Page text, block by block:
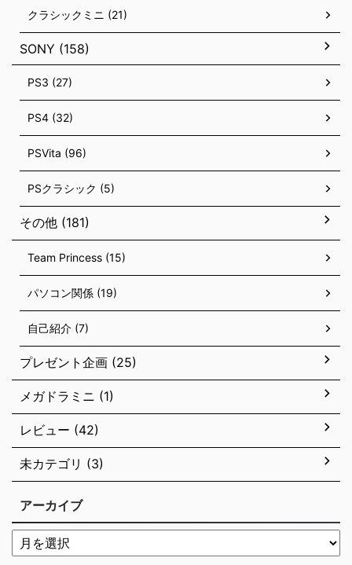
クラシックミニ (21)
SONY (158)
PS3 (27)
PS4 (32)
PSVita (96)
PSクラシック (5)
その他 (181)
Team Princess (15)
パソコン関係 (19)
自己紹介 (7)
プレゼント企画 (25)
メガドラミニ (1)
レビュー (42)
未カテゴリ (3)
アーカイブ